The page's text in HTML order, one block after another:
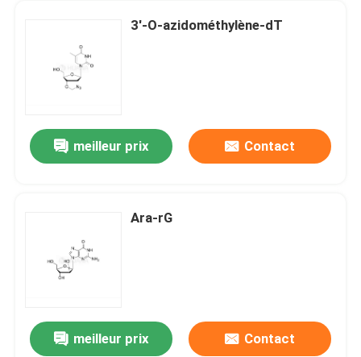
3'-O-azidométhylène-dT
meilleur prix Contact
Ara-rG
meilleur prix Contact